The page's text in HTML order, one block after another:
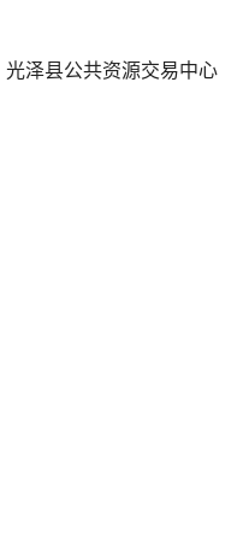
光泽县公共资源交易中心